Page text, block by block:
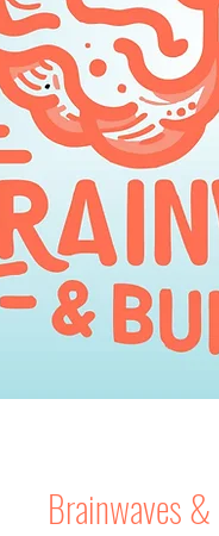
Brainwaves